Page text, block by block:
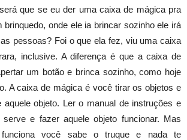
que se eu der uma caixa de mágica pra
brinquedo, onde ele ia brincar sozinho ele irá
pessoas? Foi o que ela fez, viu uma caixa
inclusive. A diferença é que a caixa de
um botão e brinca sozinho, como hoje
A caixa de mágica é você tirar os objetos e
objeto. Ler o manual de instruções e
serve e fazer aquele objeto funcionar. Mas
você sabe o truque e nada te